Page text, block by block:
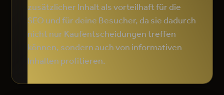
zusätzlicher Inhalt als vorteilhaft für die
SEO und für deine Besucher, da sie dadurch
nicht nur Kaufentscheidungen treffen
können, sondern auch von informativen
Inhalten profitieren.